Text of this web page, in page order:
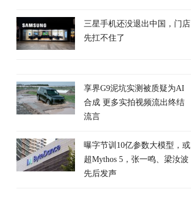
三星手机还没退出中国，门店
先扛不住了
享界G9泥坑实测被质疑为AI
合成 更多实拍视频流出终结
流言
曝字节训10亿参数大模型，或
超Mythos 5，张一鸣、梁汝波
先后发声